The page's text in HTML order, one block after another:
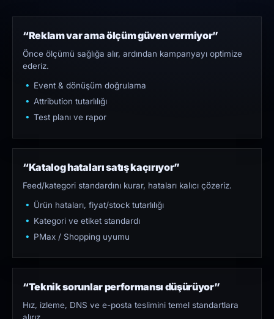
“Reklam var ama ölçüm güven vermiyor”
Önce ölçümü sağlığa alır, ardından kampanyayı optimize
ederiz.
Event & dönüşüm doğrulama
Attribution tutarlılığı
Test planı ve rapor
“Katalog hataları satış kaçırıyor”
Feed/kategori standardını kurar, hataları kalıcı çözeriz.
Ürün hataları, fiyat/stock tutarlılığı
Kategori ve etiket standardı
PMax / Shopping uyumu
“Teknik sorunlar performansı düşürüyor”
Hız, izleme, DNS ve e-posta teslimini temel standartlara